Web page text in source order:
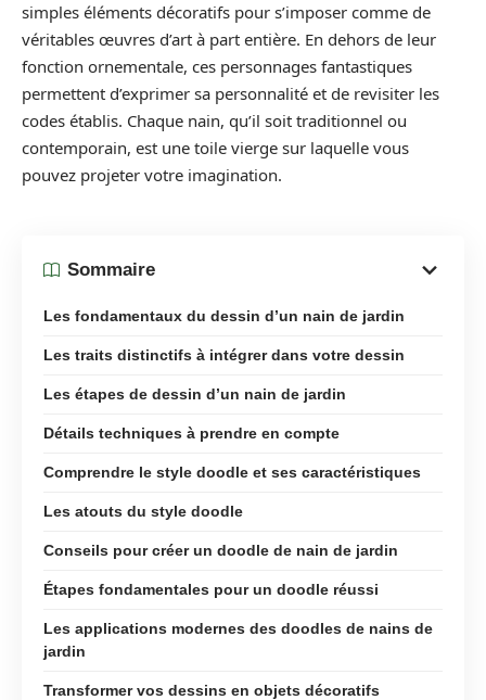
simples éléments décoratifs pour s’imposer comme de
véritables œuvres d’art à part entière. En dehors de leur
fonction ornementale, ces personnages fantastiques
permettent d’exprimer sa personnalité et de revisiter les
codes établis. Chaque nain, qu’il soit traditionnel ou
contemporain, est une toile vierge sur laquelle vous
pouvez projeter votre imagination.
Sommaire
Les fondamentaux du dessin d’un nain de jardin
Les traits distinctifs à intégrer dans votre dessin
Les étapes de dessin d’un nain de jardin
Détails techniques à prendre en compte
Comprendre le style doodle et ses caractéristiques
Les atouts du style doodle
Conseils pour créer un doodle de nain de jardin
Étapes fondamentales pour un doodle réussi
Les applications modernes des doodles de nains de
jardin
Transformer vos dessins en objets décoratifs